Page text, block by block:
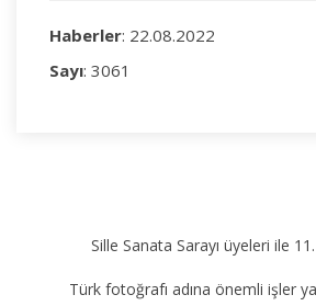
Haberler: 22.08.2022
Sayı: 3061
Sille Sanata Sarayı üyeleri ile
Türk fotoğrafı adına önemli işler